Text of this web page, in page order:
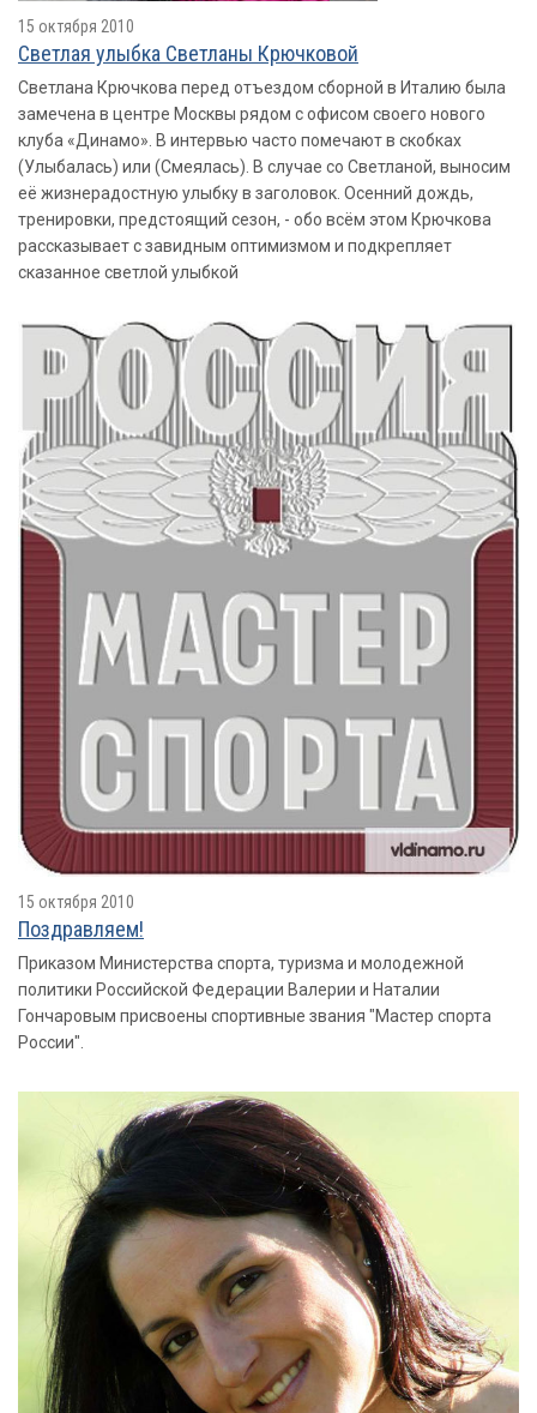
15 октября 2010
Светлая улыбка Светланы Крючковой
Светлана Крючкова перед отъездом сборной в Италию была
замечена в центре Москвы рядом с офисом своего нового
клуба «Динамо». В интервью часто помечают в скобках
(Улыбалась) или (Смеялась). В случае со Светланой, выносим
её жизнерадостную улыбку в заголовок. Осенний дождь,
тренировки, предстоящий сезон, - обо всём этом Крючкова
рассказывает с завидным оптимизмом и подкрепляет
сказанное светлой улыбкой
15 октября 2010
Поздравляем!
Приказом Министерства спорта, туризма и молодежной
политики Российской Федерации Валерии и Наталии
Гончаровым присвоены спортивные звания "Мастер спорта
России".